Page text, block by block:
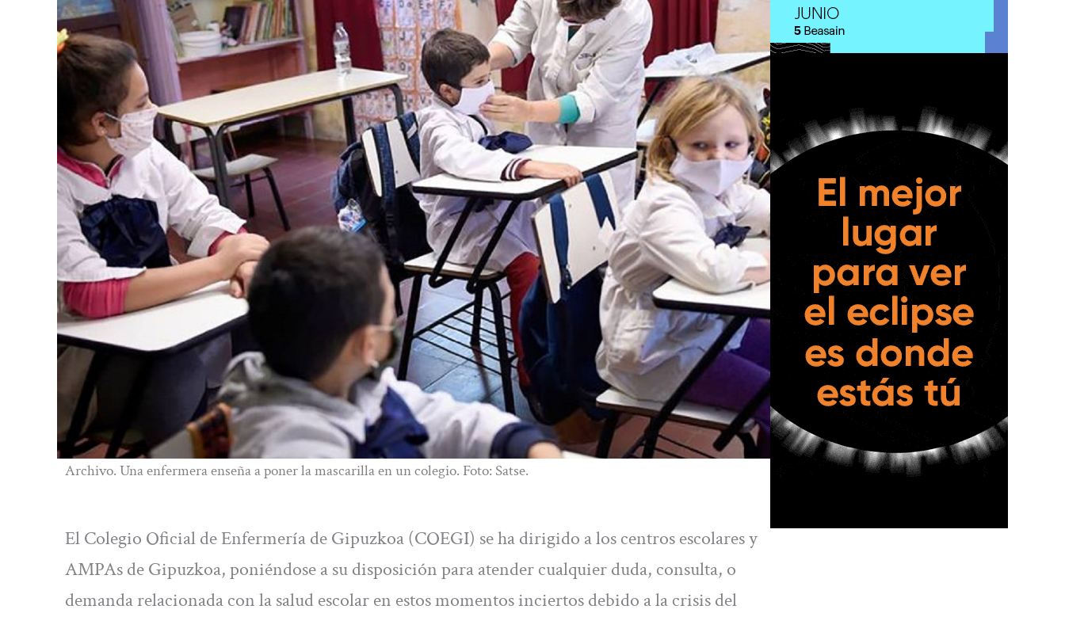
Archivo. Una enfermera enseña a poner la mascarilla en un colegio. Foto: Satse.
El Colegio Oficial de Enfermería de Gipuzkoa (COEGI) se ha dirigido a los centros escolares y
AMPAs de Gipuzkoa, poniéndose a su disposición para atender cualquier duda, consulta, o
demanda relacionada con la salud escolar en estos momentos inciertos debido a la crisis del